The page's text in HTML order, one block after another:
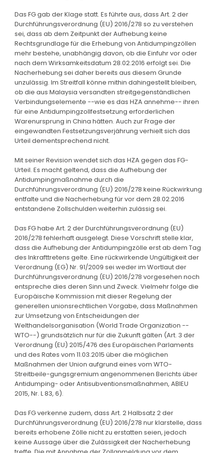
Das FG gab der Klage statt. Es führte aus, dass Art. 2 der
Durchführungsverordnung (EU) 2016/278 so zu verstehen
sei, dass ab dem Zeitpunkt der Aufhebung keine
Rechtsgrundlage für die Erhebung von Antidumpingzöllen
mehr bestehe, unabhängig davon, ob die Einfuhr vor oder
nach dem Wirksamkeitsdatum 28.02.2016 erfolgt sei. Die
Nacherhebung sei daher bereits aus diesem Grunde
unzulässig. Im Streitfall könne mithin dahingestellt bleiben,
ob die aus Malaysia versandten streitgegenständlichen
Verbindungselemente --wie es das HZA annehme-- ihren
für eine Antidumpingzollfestsetzung erforderlichen
Warenursprung in China hätten. Auch zur Frage der
eingewandten Festsetzungsverjährung verhielt sich das
Urteil dementsprechend nicht.
Mit seiner Revision wendet sich das HZA gegen das FG-
Urteil. Es macht geltend, dass die Aufhebung der
Antidumpingmaßnahme durch die
Durchführungsverordnung (EU) 2016/278 keine Rückwirkung
entfalte und die Nacherhebung für vor dem 28.02.2016
entstandene Zollschulden weiterhin zulässig sei.
Das FG habe Art. 2 der Durchführungsverordnung (EU)
2016/278 fehlerhaft ausgelegt. Diese Vorschrift stelle klar,
dass die Aufhebung der Antidumpingzölle erst ab dem Tag
des Inkrafttretens gelte. Eine rückwirkende Ungültigkeit der
Verordnung (EG) Nr. 91/2009 sei weder im Wortlaut der
Durchführungsverordnung (EU) 2016/278 vorgesehen noch
entspreche dies deren Sinn und Zweck. Vielmehr folge die
Europäische Kommission mit dieser Regelung der
generellen unionsrechtlichen Vorgabe, dass Maßnahmen
zur Umsetzung von Entscheidungen der
Welthandelsorganisation (World Trade Organization --
WTO--) grundsätzlich nur für die Zukunft gälten (Art. 3 der
Verordnung (EU) 2015/476 des Europäischen Parlaments
und des Rates vom 11.03.2015 über die möglichen
Maßnahmen der Union aufgrund eines vom WTO-
Streitbeile-gungsgremium angenommenen Berichts über
Antidumping- oder Antisubventionsmaßnahmen, ABlEU
2015, Nr. L 83, 6).
Das FG verkenne zudem, dass Art. 2 Halbsatz 2 der
Durchführungsverordnung (EU) 2016/278 nur klarstelle, dass
bereits erhobene Zölle nicht zu erstatten seien, jedoch
keine Aussage über die Zulässigkeit der Nacherhebung